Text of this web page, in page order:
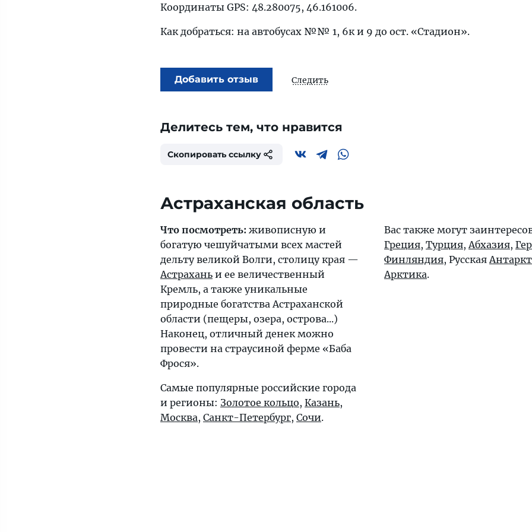
Координаты GPS: 48.280075, 46.161006.
Как добраться: на автобусах №№ 1, 6к и 9 до ост. «Стадион».
Добавить отзыв Следить
Делитесь тем, что нравится
Скопировать ссылку
Астраханская область
Что посмотреть: живописную и
богатую чешуйчатыми всех мастей
дельту великой Волги, столицу края —
Астрахань и ее величественный
Кремль, а также уникальные
природные богатства Астраханской
области (пещеры, озера, острова...)
Наконец, отличный денек можно
провести на страусиной ферме «Баба
Фрося».
Вас также могут
Греция, Турция,Абхазия,
Финляндия, Русская
Арктика.
Самые популярные российские города
и регионы: Золотое кольцо, Казань,
Москва, Санкт-Петербург, Сочи.